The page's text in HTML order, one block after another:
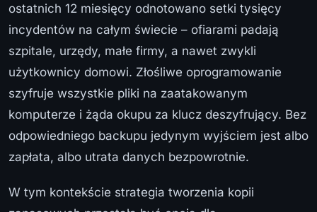
ostatnich 12 miesięcy odnotowano setki tysięcy
incydentów na całym świecie – ofiarami padają
szpitale, urzędy, małe firmy, a nawet zwykli
użytkownicy domowi. Złośliwe oprogramowanie
szyfruje wszystkie pliki na zaatakowanym
komputerze i żąda okupu za klucz deszyfrujący. Bez
odpowiedniego backupu jedynym wyjściem jest albo
zapłata, albo utrata danych bezpowrotnie.
W tym kontekście strategia tworzenia kopii